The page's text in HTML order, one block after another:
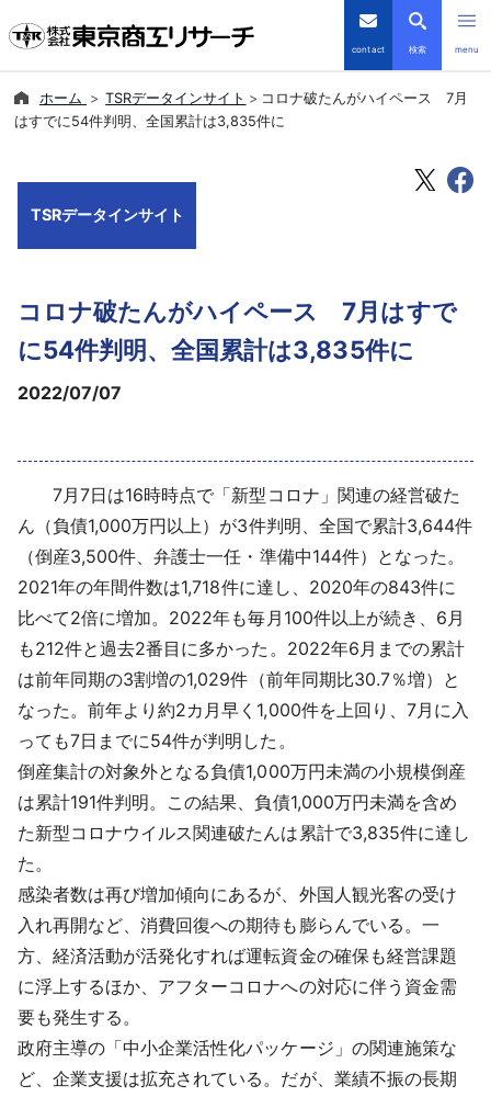
contact 検索 menu
倒産・注目企業情報
会社案内
導入事例
採用情報
よくあるご質問
English
ホーム TSRデータインサイト
コロナ破たんがハイペース 7月
はすでに54件判明、全国累計は3,835件に
TSRデータインサイト
コロナ破たんがハイペース 7月はすで
に54件判明、全国累計は3,835件に
2022/07/07
7月7日は16時時点で「新型コロナ」関連の経営破た
ん（負債1,000万円以上）が3件判明、全国で累計3,644件
（倒産3,500件、弁護士一任・準備中144件）となった。
2021年の年間件数は1,718件に達し、2020年の843件に
比べて2倍に増加。2022年も毎月100件以上が続き、6月
も212件と過去2番目に多かった。2022年6月までの累計
は前年同期の3割増の1,029件（前年同期比30.7％増）と
なった。前年より約2カ月早く1,000件を上回り、7月に入
っても7日までに54件が判明した。
倒産集計の対象外となる負債1,000万円未満の小規模倒産
は累計191件判明。この結果、負債1,000万円未満を含め
た新型コロナウイルス関連破たんは累計で3,835件に達し
た。
感染者数は再び増加傾向にあるが、外国人観光客の受け
入れ再開など、消費回復への期待も膨らんでいる。一
方、経済活動が活発化すれば運転資金の確保も経営課題
に浮上するほか、アフターコロナへの対応に伴う資金需
要も発生する。
政府主導の「中小企業活性化パッケージ」の関連施策な
ど、企業支援は拡充されている。だが、業績不振の長期